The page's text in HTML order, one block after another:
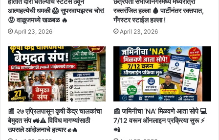
आत्महत्येची धमकी 😱 सुपरवायझरच चोर!
😡 वाळूजमध्ये खळबळ 🔥
April 23, 2026
रक्तरंजित हल्ला 🩸 पार्टीनंतर रक्तपात,
गँगस्टर स्टाईल हल्ला !
April 23, 2026
📰 २७ एप्रिलपासून कृषी केंद्र चालकांचा
बेमुदत संप 🚜⚠️ विविध मागण्यांसाठी
उपसले आंदोलनाचे हत्यार ✊🔥
📰 जमिनीचा ‘NA’ मिळवणे आता सोपे 💻
7/12 वरून ऑनलाइन प्रक्रिया सुरू ⚡
📲